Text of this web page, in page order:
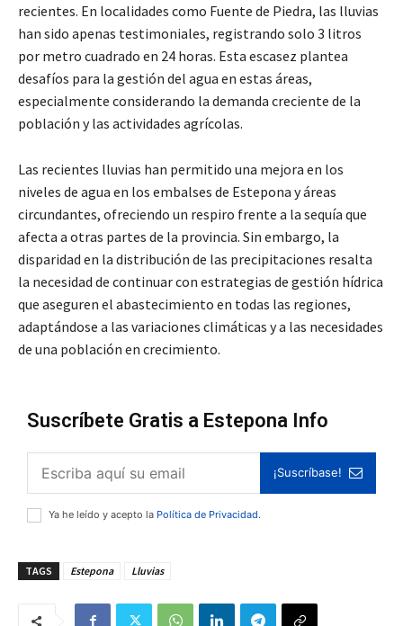
recientes. En localidades como Fuente de Piedra, las lluvias
han sido apenas testimoniales, registrando solo 3 litros
por metro cuadrado en 24 horas. Esta escasez plantea
desafíos para la gestión del agua en estas áreas,
especialmente considerando la demanda creciente de la
población y las actividades agrícolas.
Las recientes lluvias han permitido una mejora en los
niveles de agua en los embalses de Estepona y áreas
circundantes, ofreciendo un respiro frente a la sequía que
afecta a otras partes de la provincia. Sin embargo, la
disparidad en la distribución de las precipitaciones resalta
la necesidad de continuar con estrategias de gestión hídrica
que aseguren el abastecimiento en todas las regiones,
adaptándose a las variaciones climáticas y a las necesidades
de una población en crecimiento.
Suscríbete Gratis a Estepona Info
¡Suscríbase!
Ya he leído y acepto la Política de Privacidad.
TAGS Estepona Lluvias